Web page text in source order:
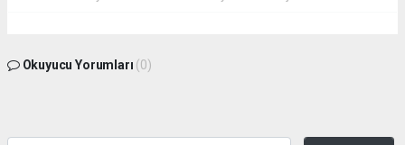
Okuyucu Yorumları (0)